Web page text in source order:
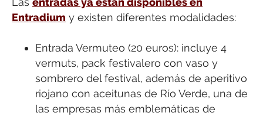
Entradium y existen diferentes modalidades:
Entrada Vermuteo (20 euros): incluye 4
vermuts, pack festivalero con vaso y
sombrero del festival, además de aperitivo
riojano con aceitunas de Río Verde, una de
las empresas más emblemáticas de